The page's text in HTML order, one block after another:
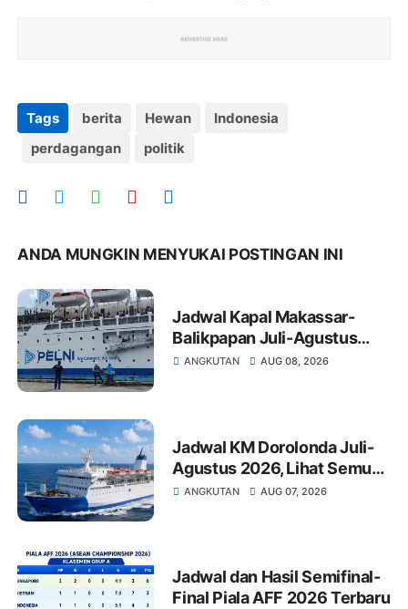
Tags berita Hewan
Indonesia
perdagangan
politik
ANDA MUNGKIN MENYUKAI POSTINGAN INI
Jadwal Kapal Makassar-
Balikpapan Juli-Agustus
2026: Tarif dan Jadwal
ANGKUTAN AUG 08, 2026
Jadwal KM Dorolonda Juli-
Agustus 2026, Lihat Semua
Pelabuhan Singgah
ANGKUTAN AUG 07, 2026
Jadwal dan Hasil Semifinal-
Final Piala AFF 2026 Terbaru